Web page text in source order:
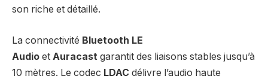
son riche et détaillé.
La connectivité Bluetooth LE
Audio et Auracast garantit des liaisons stables jusqu’à
10 mètres. Le codec LDAC délivre l’audio haute